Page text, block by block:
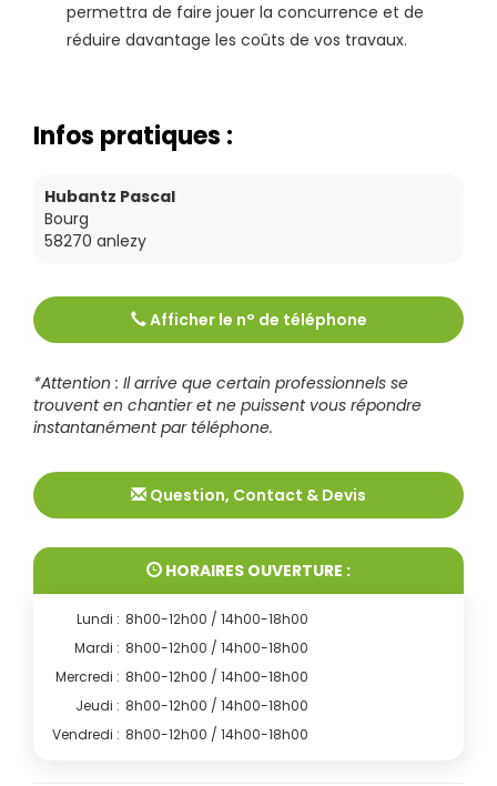
permettra de faire jouer la concurrence et de
réduire davantage les coûts de vos travaux.
Infos pratiques :
Hubantz Pascal
Bourg
58270 anlezy
Afficher le n° de téléphone
0386602890
*Attention : Il arrive que certain professionnels se
trouvent en chantier et ne puissent vous répondre
instantanément par téléphone.
Question, Contact & Devis
HORAIRES OUVERTURE :
Lundi : 8h00-12h00 / 14h00-18h00
Mardi : 8h00-12h00 / 14h00-18h00
Mercredi : 8h00-12h00 / 14h00-18h00
Jeudi : 8h00-12h00 / 14h00-18h00
Vendredi : 8h00-12h00 / 14h00-18h00